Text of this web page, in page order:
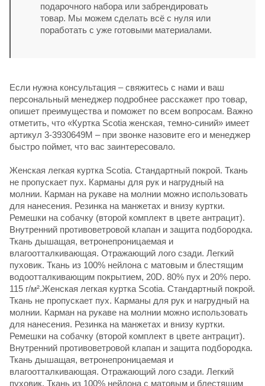
подарочного набора или забрендировать
товар. Мы можем сделать всё с нуля или
поработать с уже готовыми материалами.
Если нужна консультация – свяжитесь с нами и ваш
персональный менеджер подробнее расскажет про товар,
опишет преимущества и поможет по всем вопросам. Важно
отметить, что «Куртка Scotia женская, темно-синий» имеет
артикул 3-3930649M – при звонке назовите его и менеджер
быстро поймет, что вас заинтересовало.
Женская легкая куртка Scotia. Стандартный покрой. Ткань
не пропускает пух. Карманы для рук и нагрудный на
молнии. Карман на рукаве на молнии можно использовать
для нанесения. Резинка на манжетах и внизу куртки.
Ремешки на собачку (второй комплект в цвете антрацит).
Внутренний противоветровой клапан и защита подбородка.
Ткань дышащая, ветронепроницаемая и
влагоотталкивающая. Отражающий лого сзади. Легкий
пуховик. Ткань из 100% нейлона с матовым и блестящим
водоотталкивающим покрытием, 20D. 80% пух и 20% перо.
115 г/м².Женская легкая куртка Scotia. Стандартный покрой.
Ткань не пропускает пух. Карманы для рук и нагрудный на
молнии. Карман на рукаве на молнии можно использовать
для нанесения. Резинка на манжетах и внизу куртки.
Ремешки на собачку (второй комплект в цвете антрацит).
Внутренний противоветровой клапан и защита подбородка.
Ткань дышащая, ветронепроницаемая и
влагоотталкивающая. Отражающий лого сзади. Легкий
пуховик. Ткань из 100% нейлона с матовым и блестящим